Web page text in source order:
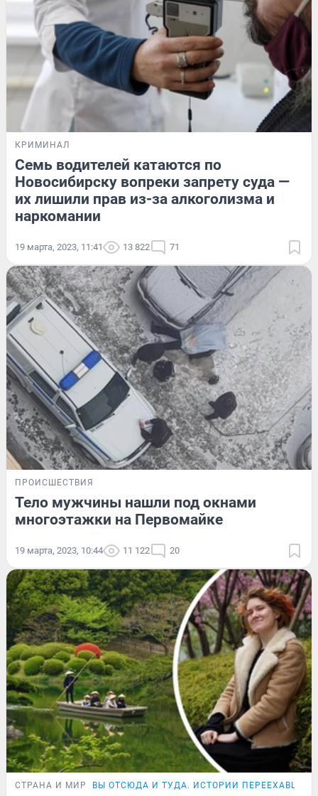
КРИМИНАЛ
Семь водителей катаются по
Новосибирску вопреки запрету суда —
их лишили прав из-за алкоголизма и
наркомании
19 марта, 2023, 11:41 13 822 71
ПРОИСШЕСТВИЯ
Тело мужчины нашли под окнами
многоэтажки на Первомайке
19 марта, 2023, 10:44 11 122 20
СТРАНА И МИР ВЫ ОТСЮДА И ТУДА. ИСТОРИИ ПЕРЕЕХАВШИХ